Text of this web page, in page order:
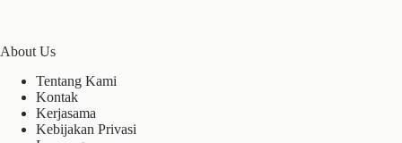
About Us
Tentang Kami
Kontak
Kerjasama
Kebijakan Privasi